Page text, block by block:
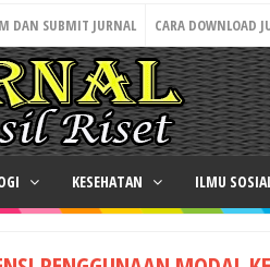
DAN SUBMIT JURNAL CARA DOWNLOAD
KESEHATAN ILMU